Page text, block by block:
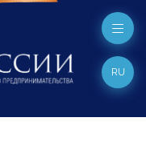
RU